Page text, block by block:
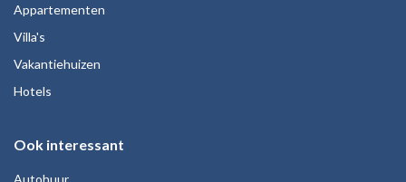
Appartementen
Villa's
Vakantiehuizen
Hotels
Ook interessant
Autohuur